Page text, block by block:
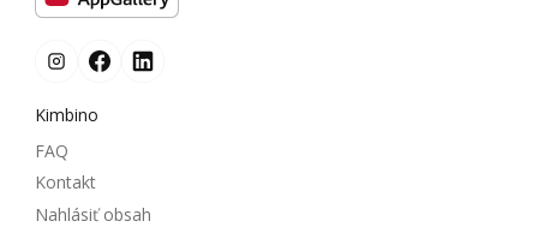
Kimbino
FAQ
Kontakt
Nahlásiť obsah